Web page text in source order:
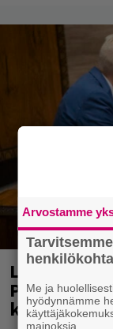
Paavo
kädessä –
Arvostamme
Me ja
hyödynnämme
mainoksia.